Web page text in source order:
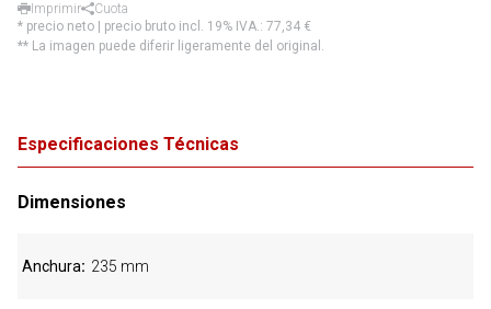
Imprimir
Cuota
* precio neto | precio bruto incl. 19% IVA.: 77,34 €
** La imagen puede diferir ligeramente del original.
Especificaciones Técnicas
Dimensiones
Anchura 235 mm